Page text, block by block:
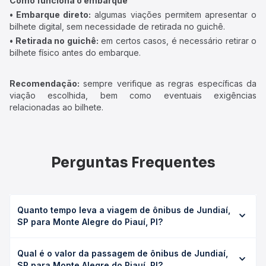
• Embarque direto: algumas viações permitem apresentar o
bilhete digital, sem necessidade de retirada no guichê.
• Retirada no guichê: em certos casos, é necessário retirar o
bilhete físico antes do embarque.
Recomendação: sempre verifique as regras específicas da
viação escolhida, bem como eventuais exigências
relacionadas ao bilhete.
Perguntas Frequentes
Quanto tempo leva a viagem de ônibus de Jundiaí,
SP para Monte Alegre do Piauí, PI?
Piauí, PI leva em média 31h 55min, podendo variar
Qual é o valor da passagem de ônibus de Jundiaí,